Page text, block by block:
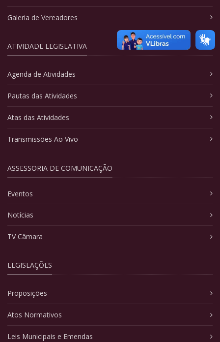
Galeria de Vereadores
ATIVIDADE LEGISLATIVA
Agenda de Atividades
Pautas das Atividades
Atas das Atividades
Transmissões Ao Vivo
ASSESSORIA DE COMUNICAÇÃO
Eventos
Notícias
TV Câmara
LEGISLAÇÕES
Proposições
Atos Normativos
Leis Municipais e Emendas